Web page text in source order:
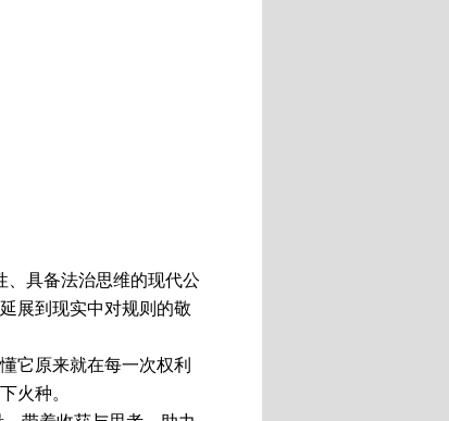
、具备法治思维的现代公
展到现实中对规则的敬
它原来就在每一次权利
火种。